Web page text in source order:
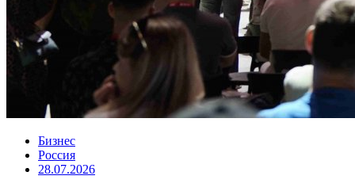
Бизнес
Россия
28.07.2026